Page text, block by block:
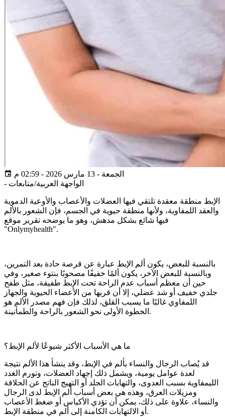
الجمعة - 13 مارس 2026 - 02:59 م
- الواجهة العربية/متابعات
الإبط منطقة معقدة تلتقي فيها العضلات والأعصاب والأوعية الدموية
والعقد اللمفاوية، ولأنها منطقة حيوية في الجسم، فإن الشعور بالألم
فيها شائع بشكل مدهش، وهو ما يوضحه تقرير موقع
"Onlymyhealth".
بالنسبة للبعض، يكون ألم الإبط عبارة عن قرصة حادة بعد التمرين،
وبالنسبة للبعض الآخر، يكون ألمًا خفيفًا مصحوبًا بنتوء صغير، وفي
حين أن معظم أسباب عدم الراحة تحت الإبط طفيفة، مثل طفح
جلدي خفيف أو شد عضلي، إلا أن قربها من الأعضاء الحيوية والجهاز
اللمفاوي غالبًا ما يسبب القلق، لذلك فإن فهم مصدر الألم هو
الخطوة الأولى نحو الشعور بالراحة والطمأنينة.
ما هي الأسباب الأكثر شيوعًا لألم الإبط؟
قد يُصاب الرجال والنساء بألم في الإبط، وقد ينشأ هذا الألم نتيجة
لعدة عوامل يومية، ويشمل ذلك إجهاد العضلات، وتورم الغدد
الليمفاوية بسبب العدوى، والتهابات الجلد أو التهيج الناتج عن الحلاقة
ومزيلات العرق، وهذه هي بعض أسباب ألم الإبط لدى الرجال
والنساء، علاوة على ذلك، يمكن أن تؤدي الأكياس أو ضغط الأعصاب
أو الالتهابات الكامنة إلى ألم في منطقة الإبط.